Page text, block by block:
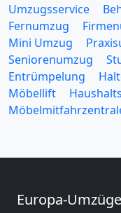
Umzugsservice
Fernumzug
Mini Umzug
Seniorenumzug
Entrümpelung
Möbellift
Europa-Umzüge